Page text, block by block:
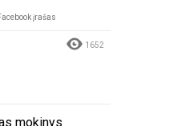
įrašas
1652
mokinys